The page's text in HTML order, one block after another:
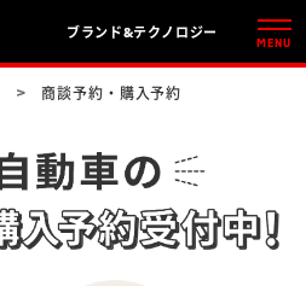
ブランド&テクノロジー
商談予約・購入予約